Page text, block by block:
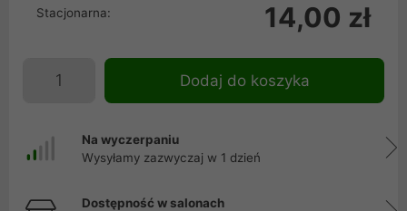
Stacjonarna: 14,00 zł
Dodaj do koszyka
Na wyczerpaniu
Wysyłamy zazwyczaj w 1 dzień
Dostępność w salonach